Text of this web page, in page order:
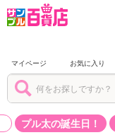
マイページ お気に入り
プル太の誕生日！